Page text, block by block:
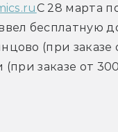
С 28 марта
бесплатную
(при заказе
(при заказе от